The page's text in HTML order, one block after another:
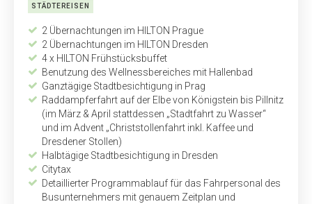
STÄDTEREISEN
2 Übernachtungen im HILTON Prague
2 Übernachtungen im HILTON Dresden
4 x HILTON Frühstücksbuffet
Benutzung des Wellnessbereiches mit Hallenbad
Ganztägige Stadtbesichtigung in Prag
Raddampferfahrt auf der Elbe von Königstein bis Pillnitz
(im März & April stattdessen „Stadtfahrt zu Wasser“
und im Advent „Christstollenfahrt inkl. Kaffee und
Dresdener Stollen)
Halbtägige Stadtbesichtigung in Dresden
Citytax
Detaillierter Programmablauf für das Fahrpersonal des
Bus­unternehmers mit genauem Zeitplan und